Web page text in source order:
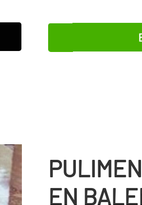
EN